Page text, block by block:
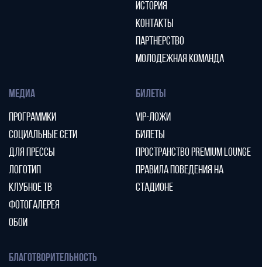
ИСТОРИЯ
КОНТАКТЫ
ПАРТНЕРСТВО
МОЛОДЕЖНАЯ КОМАНДА
МЕДИА
ПРОГРАММКИ
СОЦИАЛЬНЫЕ СЕТИ
ДЛЯ ПРЕССЫ
ЛОГОТИП
КЛУБНОЕ ТВ
ФОТОГАЛЕРЕЯ
ОБОИ
БИЛЕТЫ
VIP-ЛОЖИ
БИЛЕТЫ
ПРОСТРАНСТВО PREMIUM LOUNGE
ПРАВИЛА ПОВЕДЕНИЯ НА
СТАДИОНЕ
БЛАГОТВОРИТЕЛЬНОСТЬ